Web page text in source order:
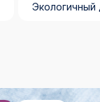
Экологичный